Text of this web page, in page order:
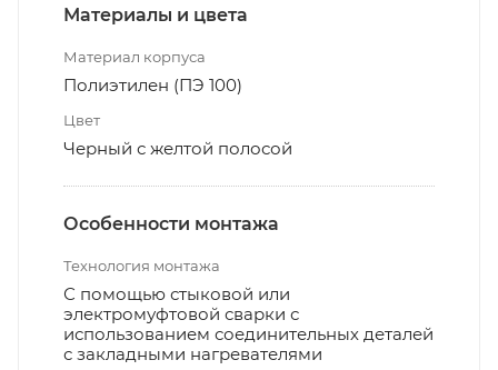
Материалы и цвета
Материал корпуса
Полиэтилен (ПЭ 100)
Цвет
Черный с желтой полосой
Особенности монтажа
Технология монтажа
С помощью стыковой или
электромуфтовой сварки с
использованием соединительных деталей
с закладными нагревателями